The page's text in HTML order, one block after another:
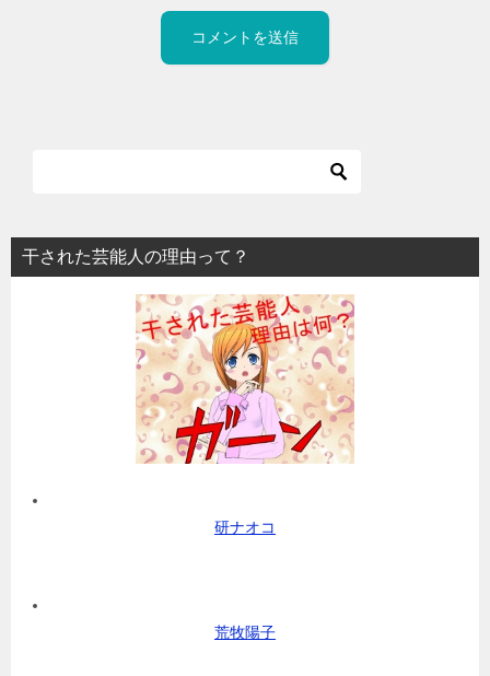
干された芸能人の理由って？
研ナオコ
荒牧陽子